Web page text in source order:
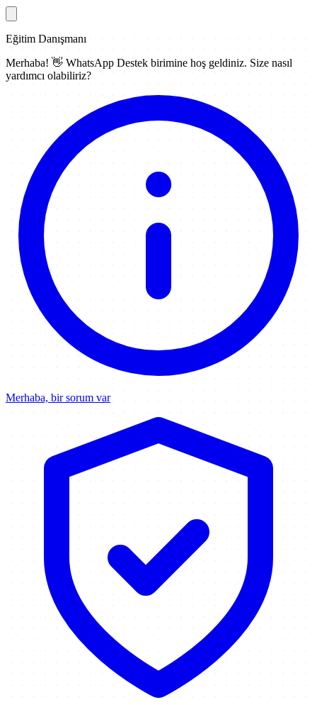
Eğitim Danışmanı
Merhaba! 👋 WhatsApp Destek birimine hoş geldiniz. Size nasıl
yardımcı olabiliriz?
Merhaba, bir sorum var